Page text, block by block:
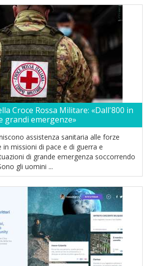
Croce Rossa Militare: «Dall'800 in
grandi emergenze»
assistenza sanitaria alle forze
missioni di pace e di guerra e
di grande emergenza soccorrendo
gli uomini ...